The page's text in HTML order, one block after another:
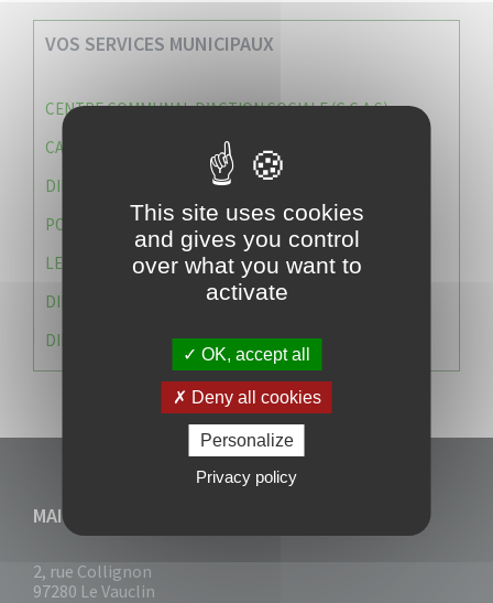
VOS SERVICES MUNICIPAUX
CENTRE COMMUNAL D’ACTION SOCIALE (C.C.A.S)
CAISSE DES ÉCOLES
DIRECTION DES SERVICES TECHNIQUES
POLICE MUNICIPALE
LE CABINET DU MAIRE
DIRECTION DES RESSOURCES ET MOYENS
DIRECTION DU DEVELLOPPEMENT URBAIN DURABL
MAIRIE DU VAUCLIN
2, rue Collignon
97280 Le Vauclin
This site uses cookies
and gives you control
over what you want to
activate
OK, accept all
Deny all cookies
Personalize
Privacy policy